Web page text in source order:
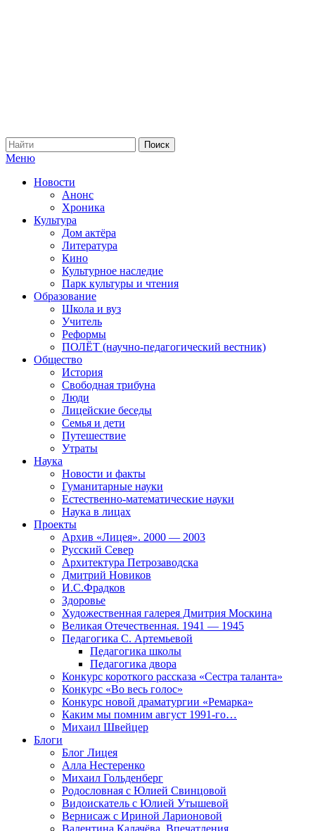
Меню
Новости
Анонс
Хроника
Культура
Дом актёра
Литература
Кино
Культурное наследие
Парк культуры и чтения
Образование
Школа и вуз
Учитель
Реформы
ПОЛЁТ (научно-педагогический вестник)
Общество
История
Свободная трибуна
Люди
Лицейские беседы
Семья и дети
Путешествие
Утраты
Наука
Новости и факты
Гуманитарные науки
Естественно-математические науки
Наука в лицах
Проекты
Архив «Лицея». 2000 — 2003
Русский Север
Архитектура Петрозаводска
Дмитрий Новиков
И.С.Фрадков
Здоровье
Художественная галерея Дмитрия Москина
Великая Отечественная. 1941 — 1945
Педагогика С. Артемьевой
Педагогика школы
Педагогика двора
Конкурс короткого рассказа «Сестра таланта»
Конкурс «Во весь голос»
Конкурс новой драматургии «Ремарка»
Каким мы помним август 1991-го…
Михаил Швейцер
Блоги
Блог Лицея
Алла Нестеренко
Михаил Гольденберг
Родословная с Юлией Свинцовой
Видоискатель с Юлией Утышевой
Вернисаж с Ириной Ларионовой